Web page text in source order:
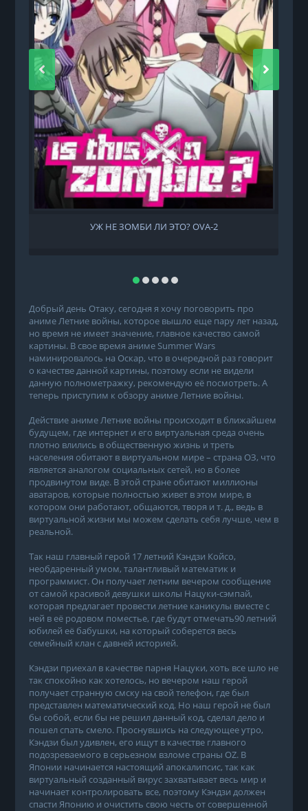
УЖ НЕ ЗОМБИ ЛИ ЭТО? OVA-2
Добрый день Отаку, сегодня я хочу поговорить про
аниме Летние войны, которое вышло еще пару лет назад,
но время не имеет значение, главное качество самой
картины. В свое время аниме Summer Wars
наминировалось на Оскар, что в очередной раз говорит
о качестве данной картины, поэтому если не видели
данную полнометражку, рекомендую её посмотреть. А
теперь приступим к обзору аниме Летние войны.
Действие аниме Летние войны происходит в ближайшем
будущем, где интернет и его виртуальная среда очень
плотно влились в общественную жизнь и треть
населения обитают в виртуальном мире – страна ОЗ, что
является аналогом социальных сетей, но в более
продвинутом виде. В этой стране обитают миллионы
аватаров, которые полностью живет в этом мире, в
котором они работают, общаются, творя и т. д., ведь в
виртуальной жизни мы можем сделать себя лучше, чем в
реальной.
Так наш главный герой 17 летний Кэндзи Койсо,
необдаренный умом, талантливый математик и
программист. Он получает летним вечером сообщение
от самой красивой девушки школы Нацуки-сэмпай,
которая предлагает провести летние каникулы вместе с
ней в её родовом поместье, где будут отмечать90 летний
юбилей её бабушки, на который соберется весь
семейный клан с давней историей.
Кэндзи приехал в качестве парня Нацуки, хоть все шло не
так спокойно как хотелось, но вечером наш герой
получает странную смску на свой телефон, где был
представлен математический код. Но наш герой не был
бы собой, если бы не решил данный код, сделал дело и
пошел спать смело. Проснувшись на следующее утро,
Кэндзи был удивлен, его ищут в качестве главного
подозреваемого в серьезном взломе страны OZ. В
Японии начинается настоящий апокалипсис, так как
виртуальный созданный вирус захватывает весь мир и
начинает контролировать все, поэтому Кэндзи должен
спасти Японию и очистить свою честь от совершенной